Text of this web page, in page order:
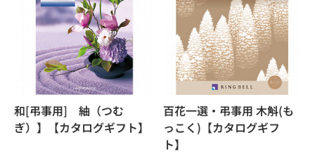
和[弔事用] 紬（つむ
ぎ）】【カタログギフト】
百花一選・弔事用 木斛(も
っこく)【カタログギフ
ト】